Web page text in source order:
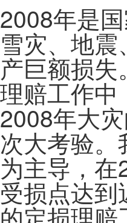
2008年是
雪灾、地
产巨额损失
理赔工作
2008年大
次大考验
为主导，
受损点达